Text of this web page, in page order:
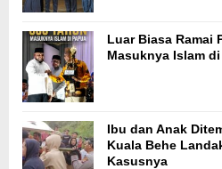
Luar Biasa Ramai
Masuknya Islam
Ibu dan Anak
Kuala Behe
Kasusnya